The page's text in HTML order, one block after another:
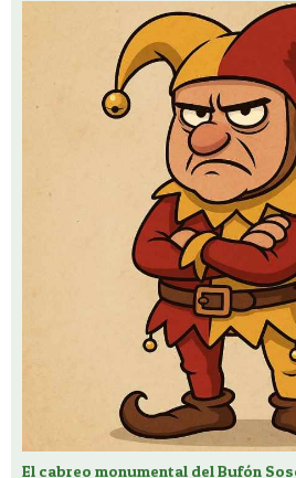
El cabreo monumental del Bufón